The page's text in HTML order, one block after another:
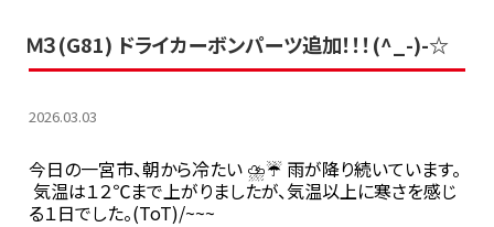
Ｍ３(G81) ドライカーボンパーツ追加！！！(^_-)-☆
2026.03.03
今日の一宮市、朝から冷たい ⛈☔ 雨が降り続いています。
気温は１２℃まで上がりましたが、気温以上に寒さを感じ
る１日でした。(ToT)/~~~